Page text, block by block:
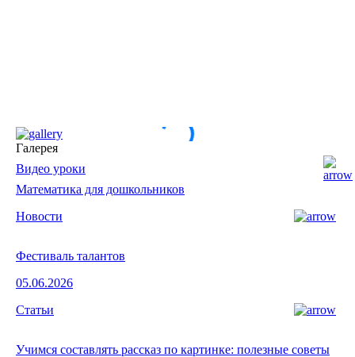
Галерея
Видео уроки
Математика для дошкольников
Новости
Фестиваль талантов
05.06.2026
Статьи
Учимся составлять рассказ по картинке: полезные советы